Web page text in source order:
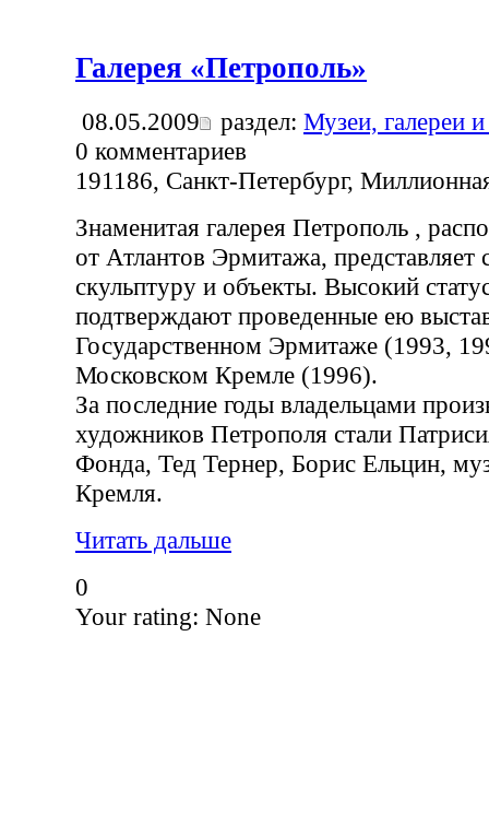
Галерея «Петрополь»
08.05.2009 раздел: Музеи, галереи
0 комментариев
191186, Санкт-Петербург,
Знаменитая галерея Петрополь ,
от Атлантов Эрмитажа,
скульптуру и объекты. Высокий
подтверждают проведенные ею
Государственном Эрмитаже (1993,
Московском Кремле (1996).
За последние годы владельцами
художников Петрополя стали
Фонда, Тед Тернер, Борис Ельцин,
Кремля.
Читать дальше
0
Your rating: None